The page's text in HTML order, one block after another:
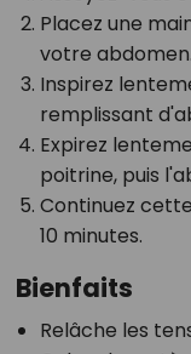
Placez une
votre abdomen.
Inspirez
remplissant
Expirez
poitrine, puis
Continuez
10 minutes.
Bienfaits
Relâche les